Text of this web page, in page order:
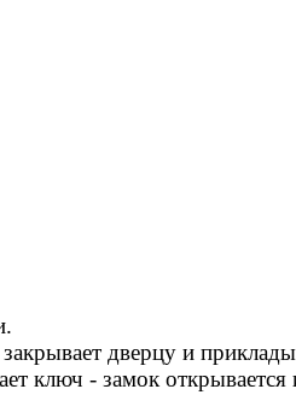
дверцу и
ключ - замок открывается